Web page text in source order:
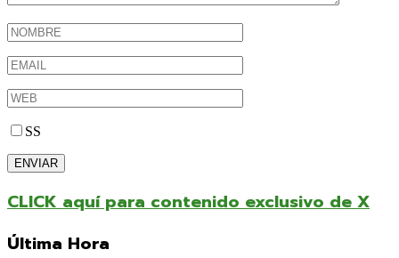
SS
CLICK aquí para contenido exclusivo de X
Última Hora